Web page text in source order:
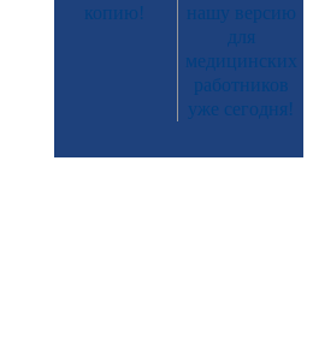
копию!
нашу версию
для
медицинских
работников
уже сегодня!